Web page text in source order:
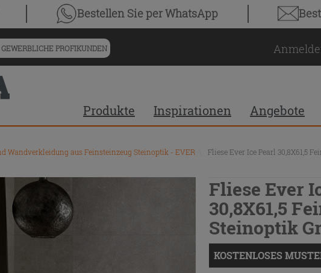
Bestellen Sieper WhatsApp
PROFIKUNDEN
Produkte Inspirationen Angebote
Wandverkleidung aus Feinsteinzeug Steinoptik - EVER Fliese Ever Ice Pearl 30,8X61,5
Fliese Ever
30,8X61,5
Steinoptik
KOSTENLOSES